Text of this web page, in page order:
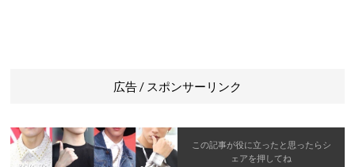
広告 / スポンサーリンク
この記事が役に立ったと思ったらシ
ェアを押してね